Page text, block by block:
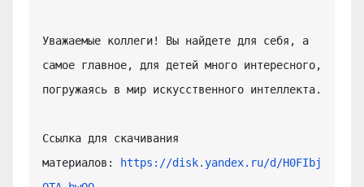
Уважаемые коллеги! Вы найдете для себя, а
самое главное, для детей много интересного,
погружаясь в мир искусственного интеллекта.
Ссылка для скачивания
материалов:
https://disk.yandex.ru/d/H0FIbj